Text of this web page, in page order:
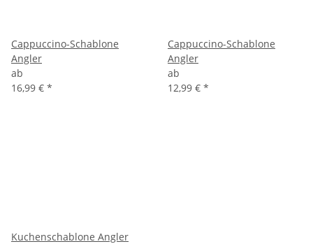
Cappuccino-Schablone
Angler
ab
16,99 € *
Cappuccino-Schablone
Angler
ab
12,99 € *
Kuchenschablone Angler